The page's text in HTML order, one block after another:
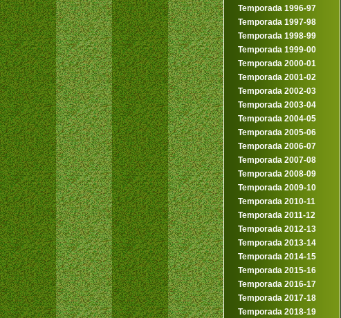
Temporada 1996-97
Temporada 1997-98
Temporada 1998-99
Temporada 1999-00
Temporada 2000-01
Temporada 2001-02
Temporada 2002-03
Temporada 2003-04
Temporada 2004-05
Temporada 2005-06
Temporada 2006-07
Temporada 2007-08
Temporada 2008-09
Temporada 2009-10
Temporada 2010-11
Temporada 2011-12
Temporada 2012-13
Temporada 2013-14
Temporada 2014-15
Temporada 2015-16
Temporada 2016-17
Temporada 2017-18
Temporada 2018-19